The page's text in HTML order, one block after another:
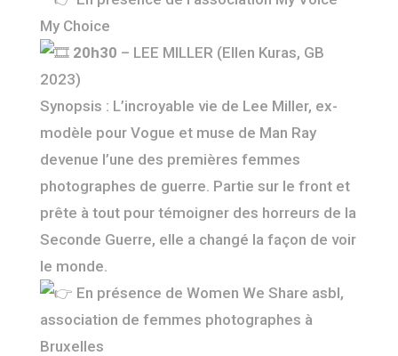
My Choice
20h30 – LEE MILLER (Ellen Kuras, GB
2023)
Synopsis : L’incroyable vie de Lee Miller, ex-
modèle pour Vogue et muse de Man Ray
devenue l’une des premières femmes
photographes de guerre. Partie sur le front et
prête à tout pour témoigner des horreurs de la
Seconde Guerre, elle a changé la façon de voir
le monde.
En présence de Women We Share asbl,
association de femmes photographes à
Bruxelles